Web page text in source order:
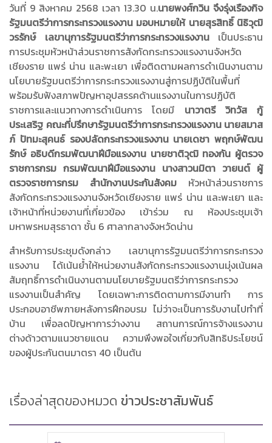
วันที่ 9 สิงหาคม 2568 เวลา 13.30 น.นายพงศ์กวิน จึงรุ่งเรืองกิจ
รัฐมนตรีว่าการกระทรวงแรงงาน มอบหมายให้ นายสุรสิทธิ์ นิธิวุฒิ
วรรักษ์ เลขานุการรัฐมนตรีว่าการกระทรวงแรงงานเป็นประธาน
การประชุมหัวหน้าส่วนราชการสังกัดกระทรวงแรงงานจังหวัด
เชียงราย แพร่ น่าน และพะเยา เพื่อติดตามผลการดำเนินงานตาม
นโยบายรัฐมนตรีว่าการกระทรวงแรงงานสู่การปฏิบัติในพื้นที่
พร้อมรับฟังสภาพปัญหาอุปสรรคด้านแรงงานในการปฏิบัติ
ราชการและแนวทางการดำเนินการ โดยมี นาวาตรี วิทวัส กู้
ประเสริฐ คณะที่ปรึกษารัฐมนตรีว่าการกระทรวงแรงงาน นายสมาส
ภ์ ปัทมะสุคนธ์ รองปลัดกระทรวงแรงงาน นายเดชา พฤกษ์พัฒน
รักษ์ อธิบดีกรมพัฒนาฝีมือแรงงาน นายชาติวุฒิ ทองกัน ผู้ตรวจ
ราชการกรม กรมพัฒนาฝีมือแรงงาน นางสาวนมิตา วายนต์ ผู้
ตรวจราชการกรม สำนักงานประกันสังคม หัวหน้าส่วนราชการ
สังกัดกระทรวงแรงงานจังหวัดเชียงราย แพร่ น่าน และพะเยา และ
เจ้าหน้าที่หน่วยงานที่เกี่ยวข้อง เข้าร่วม ณ ห้องประชุมเจ้า
มหาพรหมสุรธาดา ชั้น 6 ศาลากลางจังหวัดน่าน
สำหรับการประชุมดังกล่าว เลขานุการรัฐมนตรีว่าการกระทรวง
แรงงาน ได้เน้นย้ำให้หน่วยงานสังกัดกระทรวงแรงงานมุ่งเน้นผล
สัมฤทธิ์การดำเนินงานตามนโยบายรัฐมนตรีว่าการกระทรวง
แรงงานเป็นสำคัญ โดยเฉพาะการติดตามการมีงานทำ การ
ประกอบอาชีพภายหลังการฝึกอบรม ไม่ว่าจะเป็นการรับงานไปทำที่
บ้าน เพื่อลดปัญหาการว่างงาน สถานการณ์การจ้างแรงงาน
ต่างด้าวตามแนวชายแดน ความพึงพอใจเกี่ยวกับสิทธิประโยชน์
ของผู้ประกันตนมาตรา 40 เป็นต้น
เรื่องล่าสุดของหมวด ข่าวประชาสัมพันธ์